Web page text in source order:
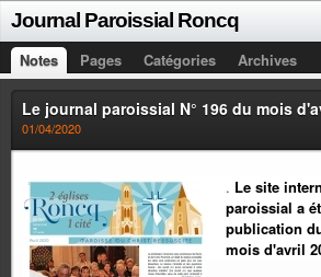
Journal Paroissial Roncq
Notes Pages Catégories Archives
Le journal paroissial N° 196 du mois
01/04/2020
. Le site
paroissial a
publication
mois d'avril